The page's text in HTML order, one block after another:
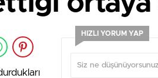
HIZLI YORUM YAP